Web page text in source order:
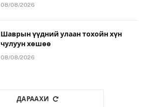
08/08/2026
Шаврын үүдний улаан тохойн хүн
чулуун хөшөө
08/08/2026
ДАРААХИ